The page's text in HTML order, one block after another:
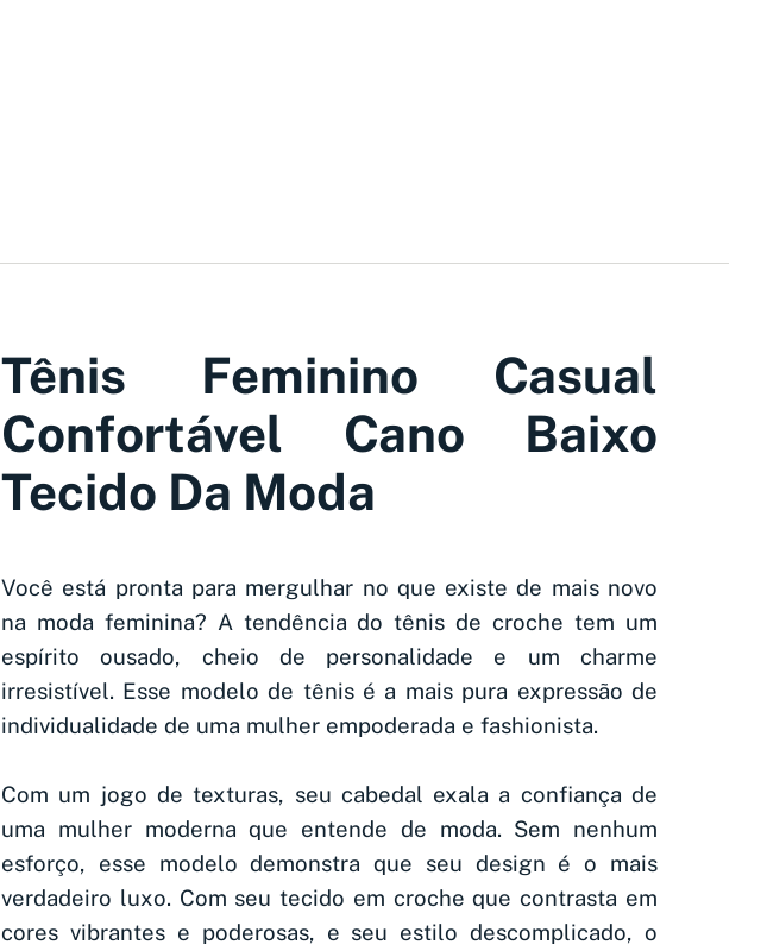
Tênis Feminino Casual
Confortável Cano Baixo
Tecido Da Moda
Você está pronta para mergulhar no que existe de mais novo
na moda feminina? A tendência do tênis de croche tem um
espírito ousado, cheio de personalidade e um charme
irresistível. Esse modelo de tênis é a mais pura expressão de
individualidade de uma mulher empoderada e fashionista.
Com um jogo de texturas, seu cabedal exala a confiança de
uma mulher moderna que entende de moda. Sem nenhum
esforço, esse modelo demonstra que seu design é o mais
verdadeiro luxo. Com seu tecido em croche que contrasta em
cores vibrantes e poderosas, e seu estilo descomplicado, o